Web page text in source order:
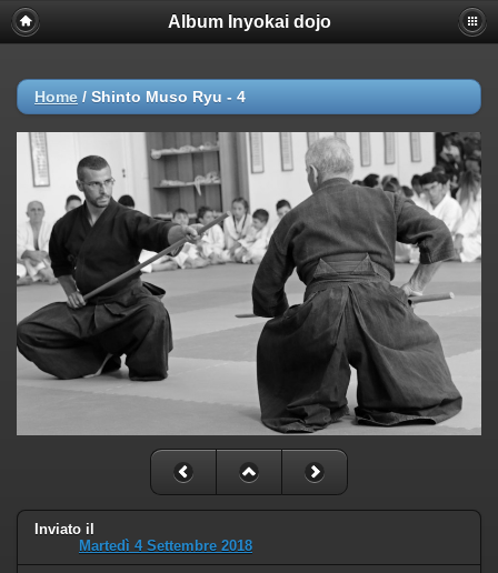
Album Inyokai dojo
Home / Shinto Muso Ryu - 4
Inviato il
Martedì 4 Settembre 2018